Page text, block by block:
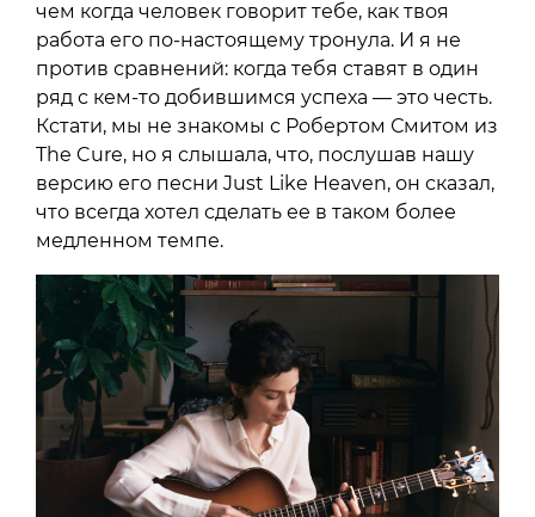
чем когда человек говорит тебе, как твоя
работа его по-настоящему тронула. И я не
против сравнений: когда тебя ставят в один
ряд с кем-то добившимся успеха — это честь.
Кстати, мы не знакомы с Робертом Смитом из
The Cure, но я слышала, что, послушав нашу
версию его песни Just Like Heaven, он сказал,
что всегда хотел сделать ее в таком более
медленном темпе.